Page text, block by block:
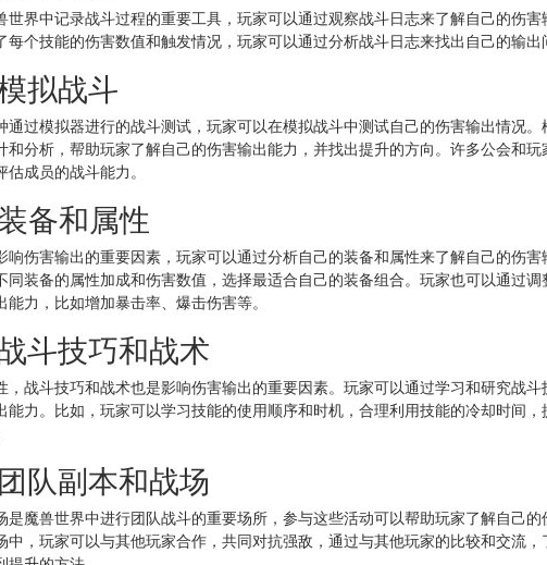
世界中记录战斗过程的重要工具，玩家可以通过观察战斗日志来了解自己的伤害
每个技能的伤害数值和触发情况，玩家可以通过分析战斗日志来找出自己的输出
拟战斗
通过模拟器进行的战斗测试，玩家可以在模拟战斗中测试自己的伤害输出情况
和分析，帮助玩家了解自己的伤害输出能力，并找出提升的方向。许多公会和
成员的战斗能力。
备和属性
响伤害输出的重要因素，玩家可以通过分析自己的装备和属性来了解自己的伤害
同装备的属性加成和伤害数值，选择最适合自己的装备组合。玩家也可以通过调
能力，比如增加暴击率、爆击伤害等。
斗技巧和战术
，战斗技巧和战术也是影响伤害输出的重要因素。玩家可以通过学习和研究战斗
能力。比如，玩家可以学习技能的使用顺序和时机，合理利用技能的冷却时间
队副本和战场
是魔兽世界中进行团队战斗的重要场所，参与这些活动可以帮助玩家了解自己
中，玩家可以与其他玩家合作，共同对抗强敌，通过与其他玩家的比较和交流